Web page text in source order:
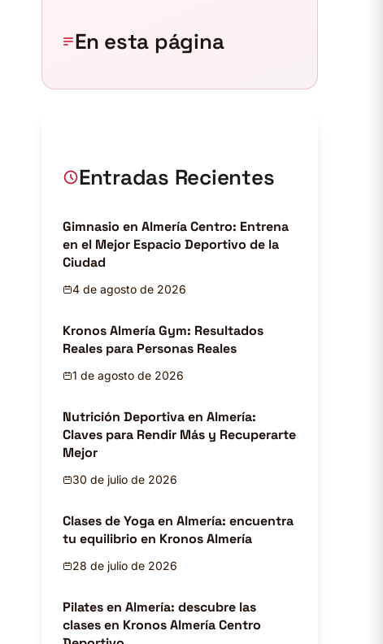
En esta página
Entradas Recientes
Gimnasio en Almería Centro: Entrena
en el Mejor Espacio Deportivo de la
Ciudad
4 de agosto de 2026
Kronos Almería Gym: Resultados
Reales para Personas Reales
1 de agosto de 2026
Nutrición Deportiva en Almería:
Claves para Rendir Más y Recuperarte
Mejor
30 de julio de 2026
Clases de Yoga en Almería: encuentra
tu equilibrio en Kronos Almería
28 de julio de 2026
Pilates en Almería: descubre las
clases en Kronos Almería Centro